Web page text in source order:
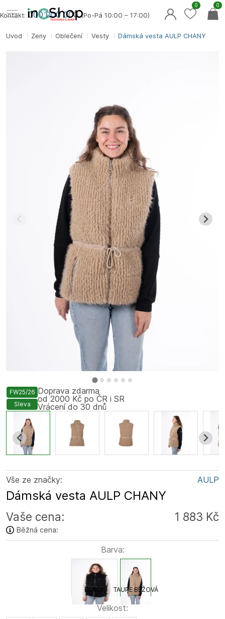
Úvod Ženy Oblečení Vesty Dámská vesta AULP CHANY
FW25/26
Sleva
Vše ze značky: AULP
Dámská vesta AULP CHANY
Vaše cena: 1 883 Kč
Běžná cena:
Barva:
BLACK TAUPE BÉŽOVÁ
Velikost:
Doprava zdarma
od 2000 Kč po ČR i SR
Vrácení do 30 dnů
Kontakt: 000 000 000(Po-Pá 10:00 – 17:00)
0
0